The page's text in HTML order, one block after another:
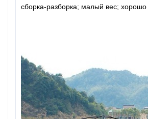
сборка-разборка; малый вес; хорошо